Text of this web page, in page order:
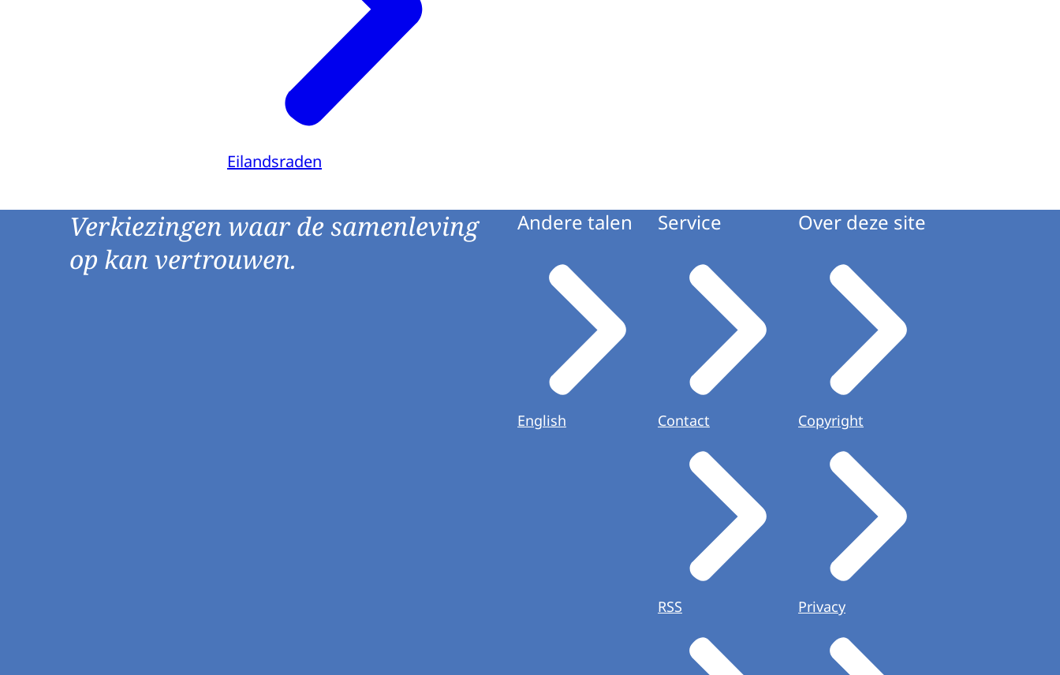
Eilandsraden
Verkiezingen waar de samenleving
op kan vertrouwen.
Andere talen
English
Service
Contact
RSS
Over deze site
Copyright
Privacy